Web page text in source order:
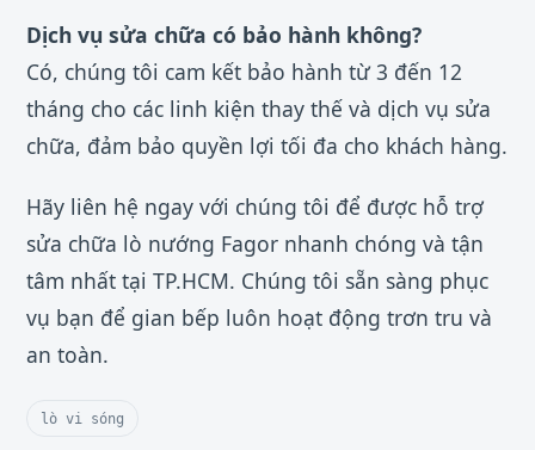
Dịch vụ sửa chữa có bảo hành không?
Có, chúng tôi cam kết bảo hành từ 3 đến 12
tháng cho các linh kiện thay thế và dịch vụ sửa
chữa, đảm bảo quyền lợi tối đa cho khách hàng.
Hãy liên hệ ngay với chúng tôi để được hỗ trợ
sửa chữa lò nướng Fagor nhanh chóng và tận
tâm nhất tại TP.HCM. Chúng tôi sẵn sàng phục
vụ bạn để gian bếp luôn hoạt động trơn tru và
an toàn.
lò vi sóng